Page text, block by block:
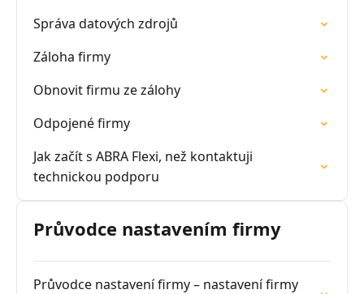
Správa datových zdrojů
Záloha firmy
Obnovit firmu ze zálohy
Odpojené firmy
Jak začít s ABRA Flexi, než kontaktuji
technickou podporu
Průvodce nastavením firmy
Průvodce nastavení firmy – nastavení firmy